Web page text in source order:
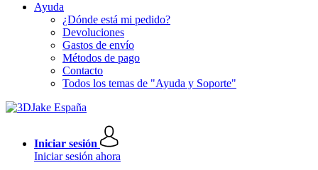
Ayuda
¿Dónde está mi pedido?
Devoluciones
Gastos de envío
Métodos de pago
Contacto
Todos los temas de "Ayuda y Soporte"
Iniciar sesión
Iniciar sesión ahora